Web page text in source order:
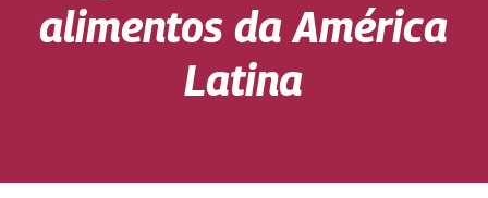
alimentos da América
Latina